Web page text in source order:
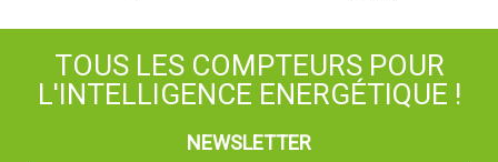
TOUS LES COMPTEURS POUR
L'INTELLIGENCE ENERGÉTIQUE !
NEWSLETTER